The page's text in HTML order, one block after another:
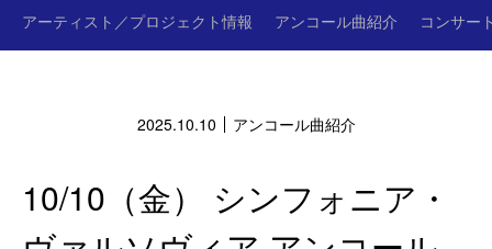
アーティスト／プロジェクト情報 アンコール曲紹介 コンサー
2025.10.10 アンコール曲紹介
10/10（金） シンフォニア・